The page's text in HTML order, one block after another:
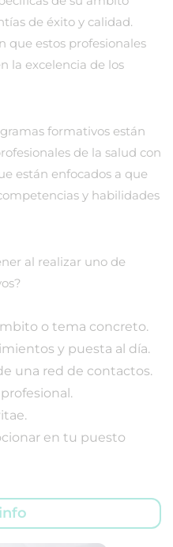
de éxito y calidad.
que estos profesionales
la excelencia de los
formativos están
de la salud con
están enfocados a que
y habilidades
al realizar uno de
o tema concreto.
y puesta al día.
una red de contactos.
en tu puesto